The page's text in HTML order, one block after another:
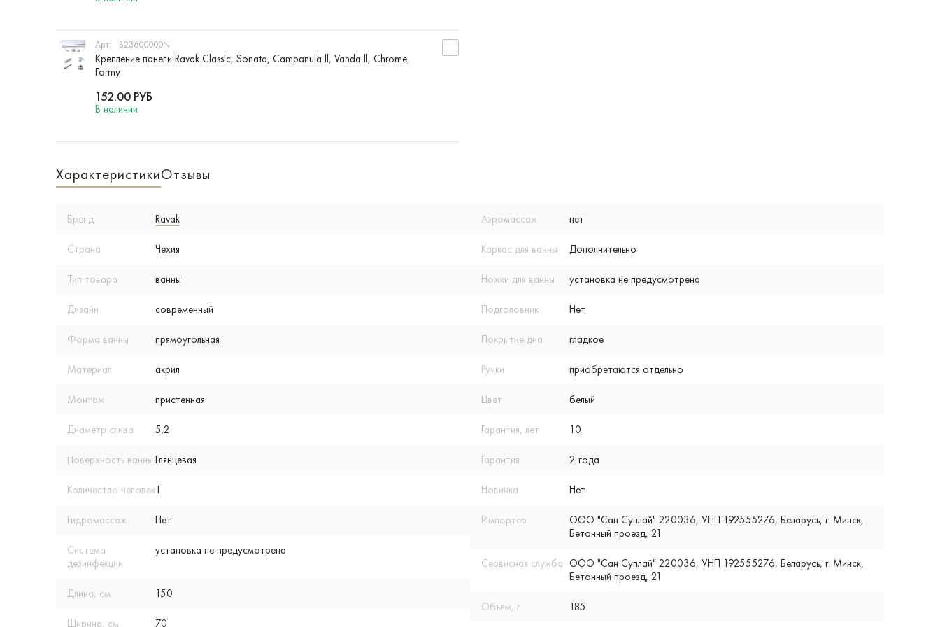
Крепление панели Ravak Classic, Sonata, Campanula ll, Vanda ll, Chrome,
Formy
Арт: B23600000N
В наличии
152.00 РУБ
ХарактеристикиОтзывы
Бренд Ravak
Страна Чехия
Тип товара ванны
Дизайн современный
Форма ванны прямоугольная
Материал акрил
Монтаж пристенная
Диаметр слива 5.2
Поверхность ванны Глянцевая
Количество человек1
Гидромассаж Нет
Система
дезинфекции
установка не предусмотрена
Длина, см 150
Ширина, см 70
Аэромассаж нет
Каркас для ванны Дополнительно
Ножки для ванны установка не предусмотрена
Подголовник Нет
Покрытие дна гладкое
Ручки приобретаются отдельно
Цвет белый
Гарантия, лет 10
Гарантия 2 года
Новинка Нет
Импортер
ООО "Сан Суплай" 220036, УНП 192555276, Беларусь, г. Минск,
Бетонный проезд, 21
Сервисная служба ООО "Сан Суплай" 220036, УНП 192555276, Беларусь, г. Минск,
Бетонный проезд, 21
Объем, л 185